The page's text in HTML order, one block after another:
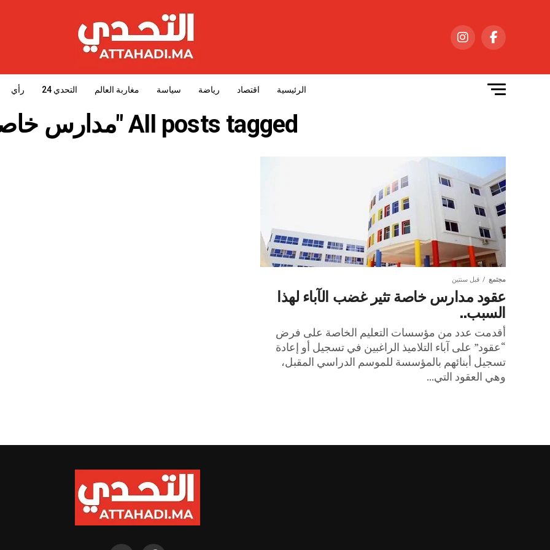
الرئيسية اقتصاد رياضة سياسة مغاربة العالم التحدي 24 رأي
All posts tagged "مدارس خاصة"
مجتمع قبل سنتين
عقود مدارس خاصة تثير غضب الآباء لهذا
السبب..
أقدمت عدد من مؤسسات التعليم الخاصة على فرض
“عقود” على آباء التلاميذ الراغبين في تسجيل أو إعادة
تسجيل أبنائهم بالمؤسسة للموسم الدراسي المقبل،
وهي العقود التي...